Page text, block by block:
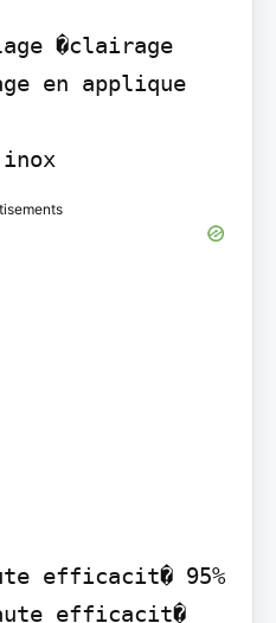
�clairage
en applique
efficacit� 95%
efficacit�